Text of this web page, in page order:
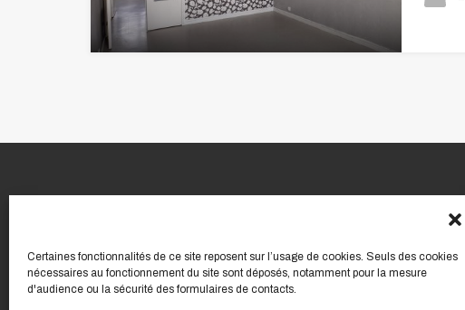
Certaines fonctionnalités de ce site reposent sur l’usage de cookies. Seuls des cookies
nécessaires au fonctionnement du site sont déposés, notamment pour la mesure
d'audience ou la sécurité des formulaires de contacts.